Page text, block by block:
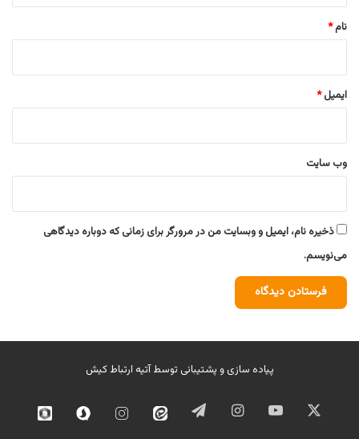
نام*
ایمیل*
وب‌ سایت
ذخیره نام، ایمیل و وبسایت من در مرورگر برای زمانی که دوباره دیدگاهی
می‌نویسم.
پیاده سازی و پشتیبانی توسطآتیه ارتباط کیش
ایکس یوتیوب اینستاگرامتلگرام ایتا اینستاگرامسروش